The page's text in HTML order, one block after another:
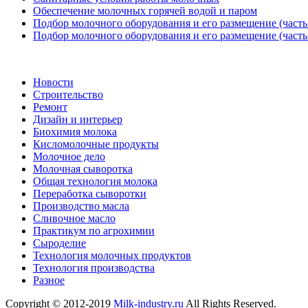
Обеспечение молочных горячей водой и паром
Подбор молочного оборудования и его размещение
Подбор молочного оборудования и его размещение
Новости
Строительство
Ремонт
Дизайн и интерьер
Биохимия молока
Кисломолочные продукты
Молочное дело
Молочная сыворотка
Общая технология молока
Переработка сыворотки
Производство масла
Сливочное масло
Практикум по агрохимии
Сыроделие
Технология молочных продуктов
Технология производства
Разное
Copyright © 2012-2019 Milk-industry.ru All Rights Reserved.